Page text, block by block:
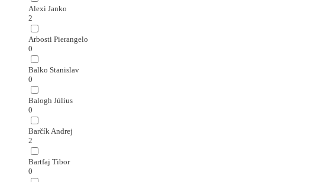
Alexi Janko
2
Arbosti Pierangelo
0
Balko Stanislav
0
Balogh Július
0
Barčík Andrej
2
Bartfaj Tibor
0